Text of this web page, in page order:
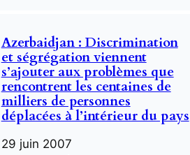
Azerbaidjan : Discrimination
et ségrégation viennent
s’ajouter aux problèmes que
rencontrent les centaines de
milliers de personnes
déplacées à l’intérieur du pays
29 juin 2007